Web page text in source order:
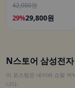
룩
42,000원
29%29,800원
N스토어 삼성전
이 포스팅은 네이버 쇼핑 커
니다.